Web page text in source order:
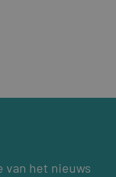
van het nieuws